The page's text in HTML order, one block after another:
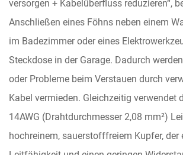
versorgen + Kabelüberfluss reduzieren“,
Anschließen eines Föhns neben einem
im Badezimmer oder eines
Steckdose in der Garage. Dadurch
oder Probleme beim Verstauen durch
Kabel vermieden. Gleichzeitig verwendet
14AWG (Drahtdurchmesser 2,08 mm²)
hochreinem, sauerstofffreiem Kupfer, der